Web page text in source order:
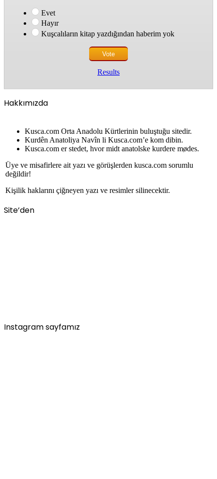
Evet
Hayır
Kuşcalıların kitap yazdığından haberim yok
Results
Hakkımızda
Kusca.com Orta Anadolu Kürtlerinin buluştuğu sitedir.
Kurdên Anatoliya Navîn li Kusca.com’e kom dibin.
Kusca.com er stedet, hvor midt anatolske kurdere mødes.
Üye ve misafirlere ait yazı ve görüşlerden kusca.com sorumlu
değildir!
Kişilik haklarını çiğneyen yazı ve resimler silinecektir.
Site’den
Instagram sayfamız